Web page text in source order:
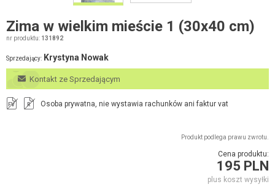
Zima w wielkim mieście 1 (30x40 cm)
nr produktu: 131892
Sprzedający: Krystyna Nowak
Kontakt ze Sprzedającym
FV R Osoba prywatna, nie wystawia rachunków ani faktur vat
Produkt podlega prawu zwrotu.
Cena produktu:
195 PLN
plus koszt wysyłki